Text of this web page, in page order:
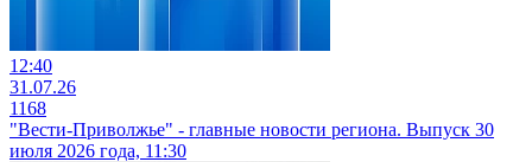
12:40
31.07.26
1168
"Вести-Приволжье" - главные новости региона. Выпуск 30
июля 2026 года, 11:30